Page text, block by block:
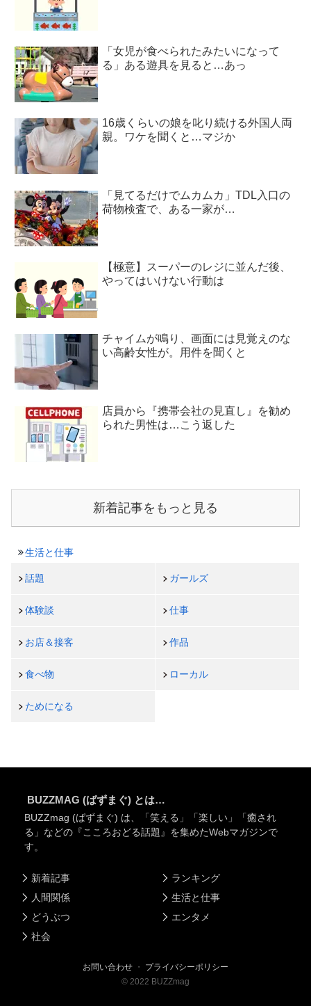
「女児が食べられたみたいになって
る」ある遊具を見ると…あっ
16歳くらいの娘を叱り続ける外国人両
親。ワケを聞くと…マジか
「見てるだけでムカムカ」TDL入口の
荷物検査で、ある一家が…
【極意】スーパーのレジに並んだ後、
やってはいけない行動は
チャイムが鳴り、画面には見覚えのな
い高齢女性が。用件を聞くと
店員から『携帯会社の見直し』を勧め
られた男性は…こう返した
新着記事をもっと見る
生活と仕事
話題 ガールズ
体験談 仕事
お店＆接客 作品
食べ物 ローカル
ためになる
BUZZMAG (ばずまぐ) とは…
BUZZmag (ばずまぐ) は、「笑える」「楽しい」「癒され
る」などの『こころおどる話題』を集めたWebマガジンで
す。
新着記事
人間関係
どうぶつ
社会
ランキング
生活と仕事
エンタメ
お問い合わせ ・ プライバシーポリシー
© 2022 BUZZmag